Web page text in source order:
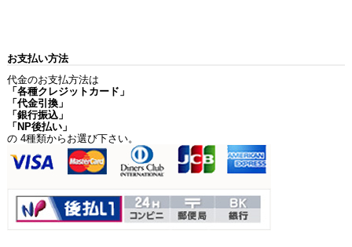
お支払い方法
代金のお支払方法は
「各種クレジットカード」
「代金引換」
「銀行振込」
「NP後払い」
の 4種類からお選び下さい。